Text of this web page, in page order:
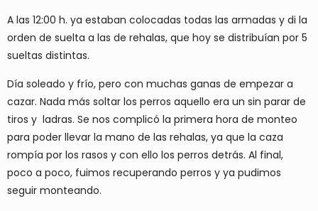
A las 12:00 h. ya estaban colocadas todas las armadas y di la
orden de suelta a las de rehalas, que hoy se distribuían por 5
sueltas distintas.
Día soleado y frío, pero con muchas ganas de empezar a
cazar. Nada más soltar los perros aquello era un sin parar de
tiros y ladras. Se nos complicó la primera hora de monteo
para poder llevar la mano de las rehalas, ya que la caza
rompía por los rasos y con ello los perros detrás. Al final,
poco a poco, fuimos recuperando perros y ya pudimos
seguir monteando.